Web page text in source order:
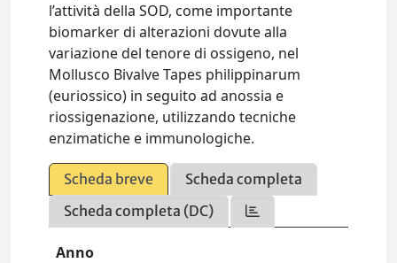
l’attività della SOD, come importante
biomarker di alterazioni dovute alla
variazione del tenore di ossigeno, nel
Mollusco Bivalve Tapes philippinarum
(euriossico) in seguito ad anossia e
riossigenazione, utilizzando tecniche
enzimatiche e immunologiche.
Scheda breve
Scheda completa
Scheda completa (DC)
Anno